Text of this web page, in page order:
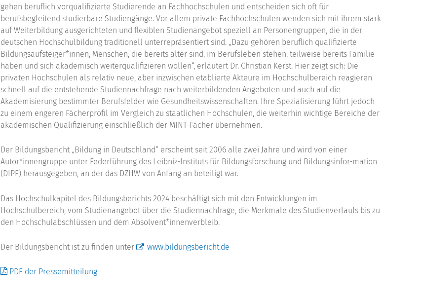
gehen beruflich vorqualifizierte Studierende an Fachhochschulen und entscheiden sich oft für
berufsbegleitend studierbare Studiengänge. Vor allem private Fachhochschulen wenden sich mit ihrem stark
auf Weiterbildung ausgerichteten und flexiblen Studienangebot speziell an Personengruppen, die in der
deutschen Hochschulbildung traditionell unterrepräsentiert sind. „Dazu gehören beruflich qualifizierte
Bildungsaufsteiger*innen, Menschen, die bereits älter sind, im Berufsleben stehen, teilweise bereits Familie
haben und sich akademisch weiterqualifizieren wollen“, erläutert Dr. Christian Kerst. Hier zeigt sich: Die
privaten Hochschulen als relativ neue, aber inzwischen etablierte Akteure im Hochschulbereich reagieren
schnell auf die entstehende Studiennachfrage nach weiterbildenden Angeboten und auch auf die
Akademisierung bestimmter Berufsfelder wie Gesundheitswissenschaften. Ihre Spezialisierung führt jedoch
zu einem engeren Fächerprofil im Vergleich zu staatlichen Hochschulen, die weiterhin wichtige Bereiche der
akademischen Qualifizierung einschließlich der MINT-Fächer übernehmen.
Der Bildungsbericht „Bildung in Deutschland“ erscheint seit 2006 alle zwei Jahre und wird von einer
Autor*innengruppe unter Federführung des Leibniz-Instituts für Bildungsforschung und Bildungsinfor-mation
(DIPF) herausgegeben, an der das DZHW von Anfang an beteiligt war.
Das Hochschulkapitel des Bildungsberichts 2024 beschäftigt sich mit den Entwicklungen im
Hochschulbereich, vom Studienangebot über die Studiennachfrage, die Merkmale des Studienverlaufs bis zu
den Hochschulabschlüssen und dem Absolvent*innenverbleib.
Der Bildungsbericht ist zu finden unter www.bildungsbericht.de
PDF der Pressemitteilung